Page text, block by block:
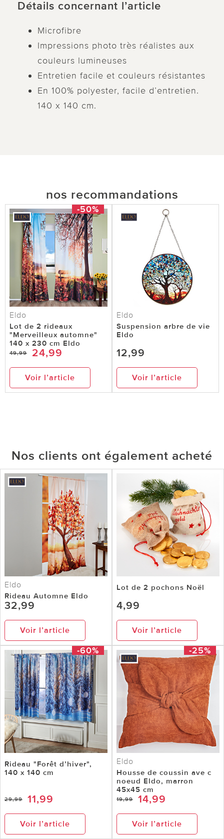
Détails concernant l’article
Microfibre
Impressions photo très réalistes aux
couleurs lumineuses
Entretien facile et couleurs résistantes
En 100% polyester, facile d’entretien.
140 x 140 cm.
nos recommandations
-50%
Eldo
Lot de 2 rideaux
"Merveilleux automne"
140 x 230 cm Eldo
49,99 24,99
Voir l’article
Eldo
Suspension arbre de vie
Eldo
12,99
Voir l’article
Nos clients ont également acheté
Eldo
Rideau Automne Eldo
32,99
Voir l’article
Lot de 2 pochons Noël
4,99
Voir l’article
-60%
Rideau "Forêt d’hiver",
140 x 140 cm
29,99 11,99
Voir l’article
-25%
Eldo
Housse de coussin ave c
noeud Eldo, marron
45x45 cm
19,99 14,99
Voir l’article